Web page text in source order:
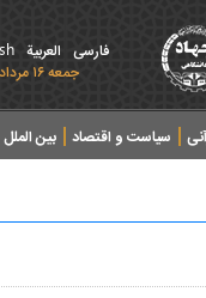
فارسی العربیة
جمعه ۱۶ مرداد ۱۴۰۵ - 2026 August 07
سیاست و اقتصاد
بین الملل